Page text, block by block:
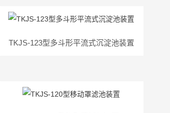
TKJS-123型多斗形平流式沉淀池装置